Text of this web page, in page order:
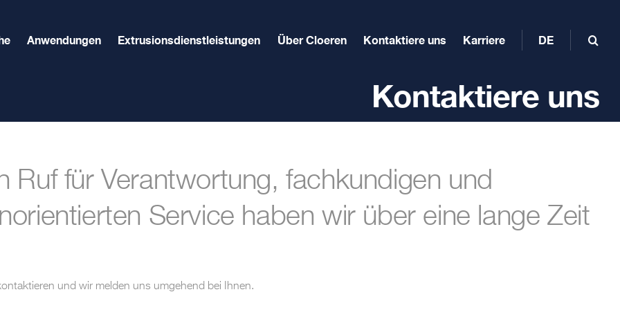
Anwendungen Extrusionsdienstleistungen Über Cloeren Kontaktiere uns Karriere DE
Kontaktiere uns
Ruf für Verantwortung, fachkundigen und
Service haben wir über eine lange Zeit
und wir melden uns umgehend bei Ihnen.